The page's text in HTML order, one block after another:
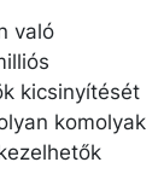
való
kicsinyítését
komolyak